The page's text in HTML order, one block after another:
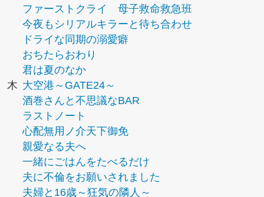
ファーストクライ 母子救命救急班
今夜もシリアルキラーと待ち合わせ
ドライな同期の溺愛癖
おちたらおわり
君は夏のなか
木 大空港～GATE24～
酒巻さんと不思議なBAR
ラストノート
心配無用ノ介天下御免
親愛なる夫へ
一緒にごはんをたべるだけ
夫に不倫をお願いされました
夫婦と16歳～狂気の隣人～